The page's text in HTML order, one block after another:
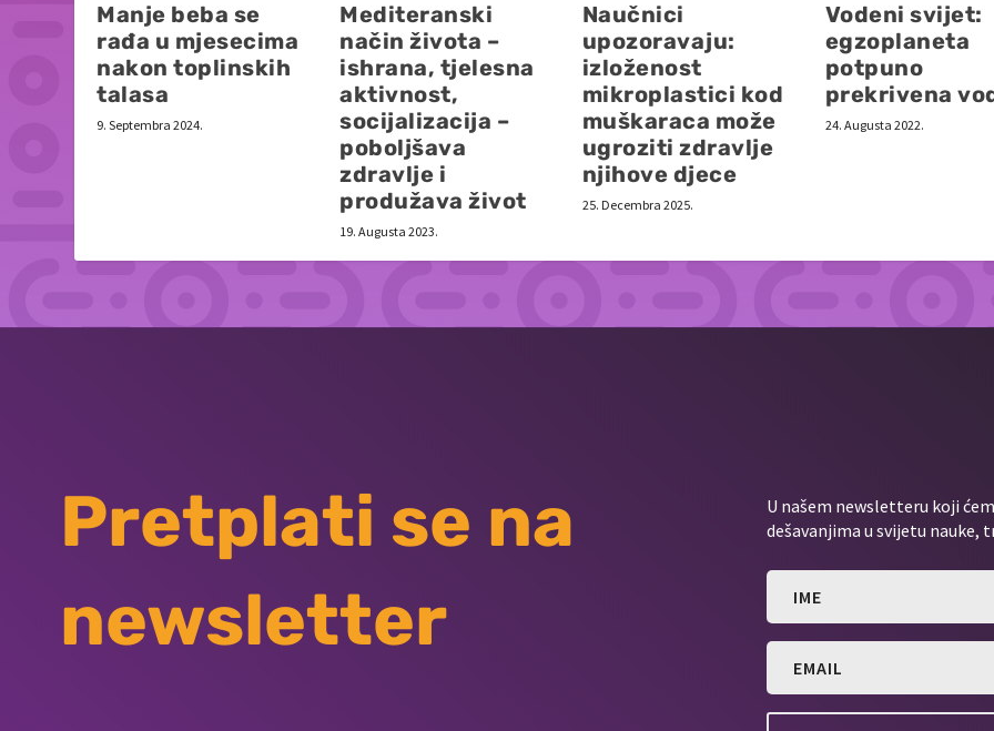
Manje beba se
rađa u mjesecima
nakon toplinskih
talasa
9. Septembra 2024.
Mediteranski
način života –
ishrana, tjelesna
aktivnost,
socijalizacija –
poboljšava
zdravlje i
produžava život
19. Augusta 2023.
Naučnici
upozoravaju:
izloženost
mikroplastici kod
muškaraca može
ugroziti zdravlje
njihove djece
25. Decembra 2025.
Vodeni svijet:
egzoplaneta
potpuno
prekrivena
24. Augusta 2022.
Pretplati se na
newsletter
U našem newsletteru koji
dešavanjima u svijetu nauke,